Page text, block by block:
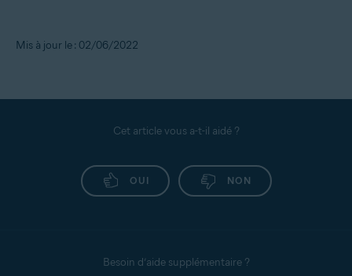
Mis à jour le : 02/06/2022
Cet article vous a-t-il aidé ?
OUI NON
Besoin d’aide supplémentaire ?